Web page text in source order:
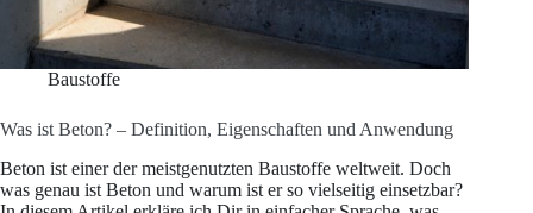
Baustoffe
Was ist Beton? – Definition, Eigenschaften und Anwendung
Beton ist einer der meistgenutzten Baustoffe weltweit. Doch
was genau ist Beton und warum ist er so vielseitig einsetzbar?